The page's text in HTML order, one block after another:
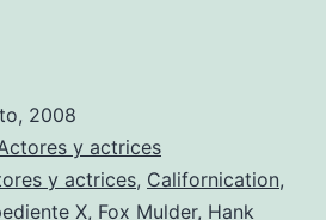
2008
y actrices
y actrices, Californication,
X, Fox Mulder, Hank